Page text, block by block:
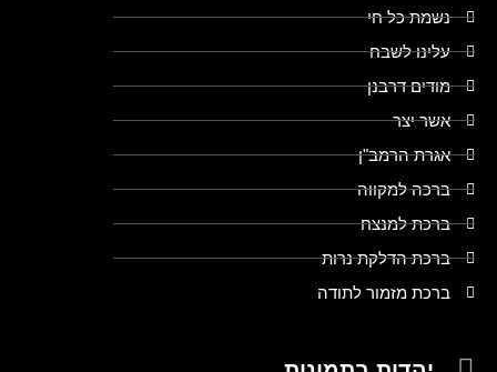
נשמת כל חי
עלינו לשבח
מודים דרבנן
אשר יצר
אגרת הרמב"ן
ברכה למקווה
ברכת למנצח
ברכת הדלקת נרות
ברכת מזמור לתודה